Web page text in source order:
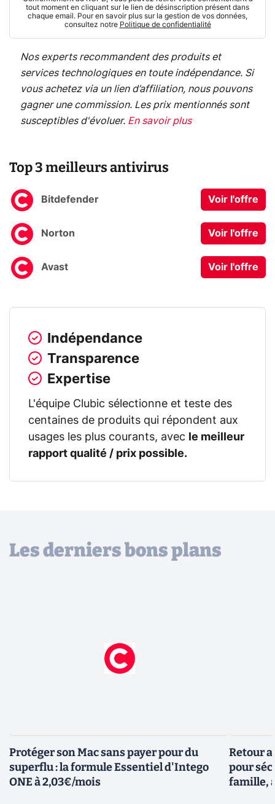
tout moment en cliquant sur le lien de désinscription présent dans
chaque email. Pour en savoir plus sur la gestion de vos données,
consultez notre Politique de confidentialité
Nos experts recommandent des produits et
services technologiques en toute indépendance. Si
vous achetez via un lien d’affiliation, nous pouvons
gagner une commission. Les prix mentionnés sont
susceptibles d'évoluer. En savoir plus
Top 3 meilleurs antivirus
Bitdefender Voir l'offre
Norton Voir l'offre
Avast Voir l'offre
Indépendance
Transparence
Expertise
L'équipe Clubic sélectionne et teste des
centaines de produits qui répondent aux
usages les plus courants, avec
le meilleur
rapport qualité / prix possible.
Les derniers bons plans
Protéger son Mac sans payer pour du
superflu : la formule Essentiel d'Intego
ONE à 2,03€/mois
Retour
pour
famille,